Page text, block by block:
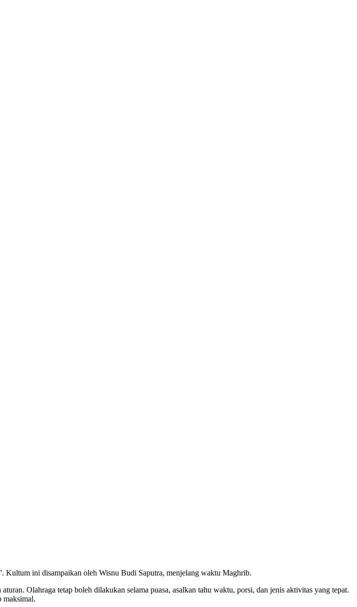
ini disampaikan oleh Wisnu Budi Saputra, menjelang waktu Maghrib.
Olahraga tetap boleh dilakukan selama puasa, asalkan tahu waktu, porsi, dan jenis aktivitas yang tepat.
maksimal.